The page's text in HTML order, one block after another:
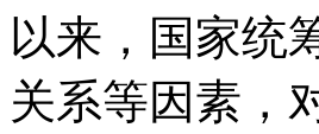
以来，国家统
关系等因素，